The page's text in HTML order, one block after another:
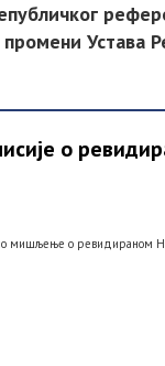
Устава
о
мишљење о ревидираном